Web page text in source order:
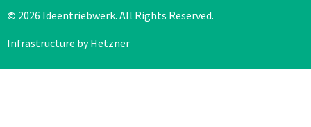
© 2026 Ideentriebwerk. All Rights Reserved.
Infrastructure by Hetzner